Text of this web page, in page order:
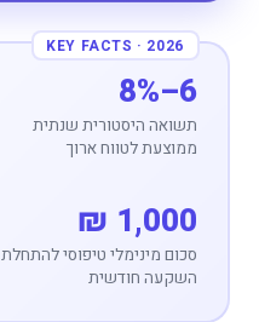
6–8%
תשואה היסטורית שנתית
ממוצעת לטווח ארוך
1,000 ₪
סכום מינימלי טיפוסי להתחלת
השקעה חודשית